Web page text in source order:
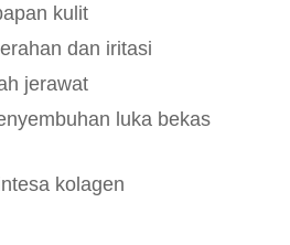
kulit
dan iritasi
jerawat
luka bekas
kolagen